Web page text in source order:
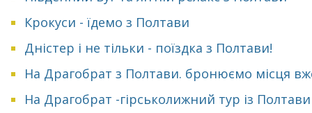
Крокуси - їдемо з Полтави
Дністер і не тільки - поїздка з Полтави!
На Драгобрат з Полтави. бронюємо місця
На Драгобрат -гірськолижний тур із